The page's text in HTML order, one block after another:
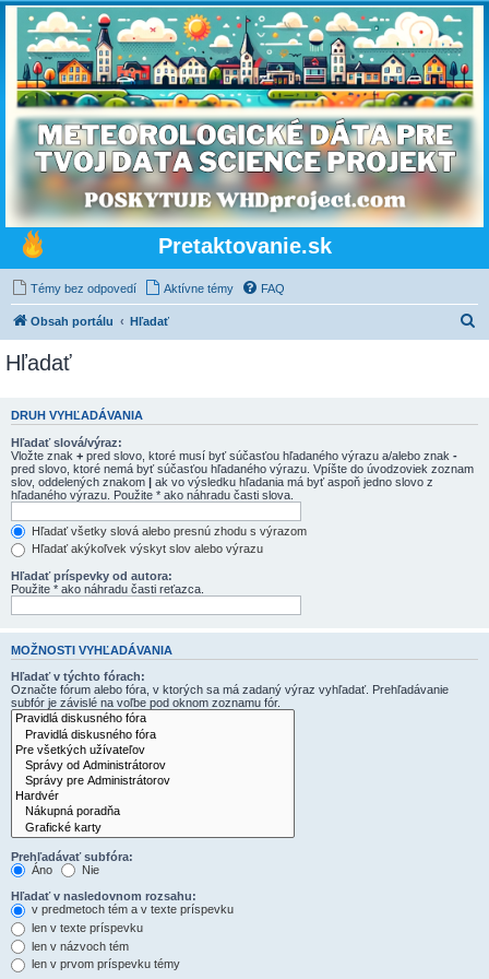
Pretaktovanie.sk
Témy bez odpovedí Aktívne témy FAQ
Obsah portálu Hľadať
a
Hľadať
DRUH VYHĽADÁVANIA
Hľadať slová/výraz:
Vložte znak + pred slovo, ktoré musí byť súčasťou hľadaného výrazu a/alebo znak -
pred slovo, ktoré nemá byť súčasťou hľadaného výrazu. Vpíšte do úvodzoviek zoznam
slov, oddelených znakom | ak vo výsledku hľadania má byť aspoň jedno slovo z
hľadaného výrazu. Použite * ako náhradu časti slova.
Hľadať všetky slová alebo presnú zhodu s výrazom
Hľadať akýkoľvek výskyt slov alebo výrazu
Hľadať príspevky od autora:
Použite * ako náhradu časti reťazca.
MOŽNOSTI VYHĽADÁVANIA
Hľadať v týchto fórach:
Označte fórum alebo fóra, v ktorých sa má zadaný výraz vyhľadať. Prehľadávanie
subfór je závislé na voľbe pod oknom zoznamu fór.
Prehľadávať subfóra:
Áno
Nie
Hľadať v nasledovnom rozsahu:
v predmetoch tém a v texte príspevku
len v texte príspevku
len v názvoch tém
len v prvom príspevku témy